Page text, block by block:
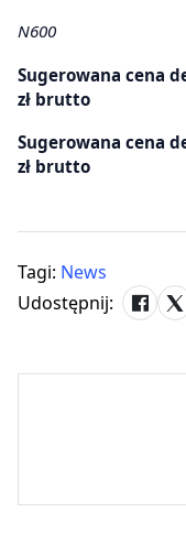
N600
Sugerowana cena
zł brutto
Sugerowana cena
zł brutto
Tagi: News
Udostępnij: